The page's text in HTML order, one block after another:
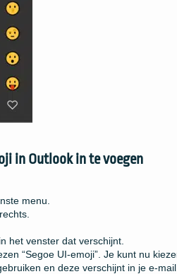
in Outlook in te voegen
menu.
het venster dat verschijnt.
“Segoe UI-emoji”. Je kunt nu
en deze verschijnt in je e-mail.